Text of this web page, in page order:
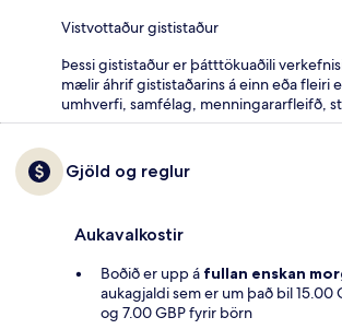
Vistvottaður gististaður
Þessi gististaður er þátttökuaðili
mælir áhrif gististaðarins á einn eða fleiri
umhverfi, samfélag, menningararfleifð,
Gjöld og reglur
Aukavalkostir
Boðið er upp á fullan enskan
aukagjaldi sem er um það bil 15.00
og 7.00 GBP fyrir börn